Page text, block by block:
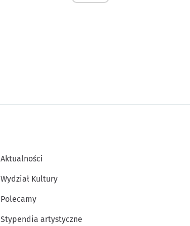
Aktualności
Wydział Kultury
Polecamy
Stypendia artystyczne